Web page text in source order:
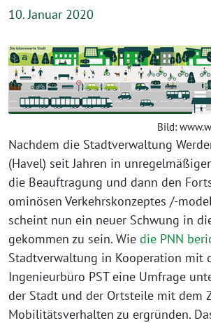
10. Januar 2020
Bild:
Nachdem die Stadtverwaltung
(Havel) seit Jahren in
die Beauftragung und dann den
ominösen Verkehrskonzeptes /-
scheint nun ein neuer Schwung in
gekommen zu sein. Wie die PNN
Stadtverwaltung in Kooperation mit
Ingenieurbüro PST eine Umfrage
der Stadt und der Ortsteile mit dem
Mobilitätsverhalten zu ergründen.